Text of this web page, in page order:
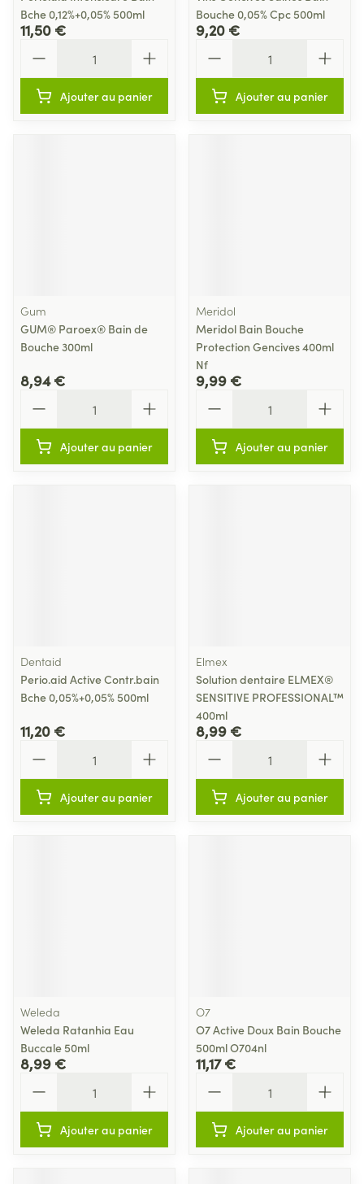
Bche 0,12%+0,05% 500ml
11,50 €
Ajouter au panier
Bouche 0,05% Cpc 500ml
9,20 €
Ajouter au panier
Gum
GUM® Paroex® Bain de
Bouche 300ml
8,94 €
Ajouter au panier
Meridol
Meridol Bain Bouche
Protection Gencives 400ml
Nf
9,99 €
Ajouter au panier
Dentaid
Perio.aid Active Contr.bain
Bche 0,05%+0,05% 500ml
11,20 €
Ajouter au panier
Elmex
Solution dentaire ELMEX®
SENSITIVE PROFESSIONAL™
400ml
8,99 €
Ajouter au panier
Weleda
Weleda Ratanhia Eau
Buccale 50ml
8,99 €
Ajouter au panier
O7
O7 Active Doux Bain Bouche
500ml O704nl
11,17 €
Ajouter au panier